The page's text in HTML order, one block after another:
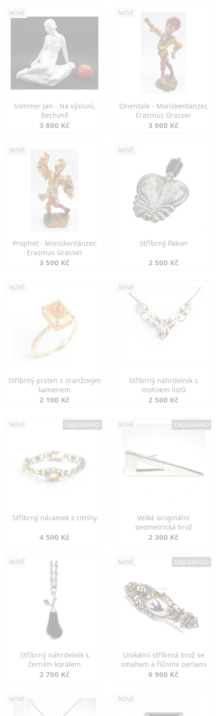
NOVÉ
Sommer Jan - Na výsluní,
Bechyně
3 800 Kč
NOVÉ
Orientale - Moriskentänzer,
Erasmus Grasser
3 000 Kč
NOVÉ
Prophet - Moriskentänzer,
Erasmus Grasser
3 500 Kč
NOVÉ
Stříbrný flakon
2 500 Kč
NOVÉ
Stříbrný prsten s oranžovým
kamenem
2 100 Kč
NOVÉ
Stříbrný náhrdelník s
motivem listů
2 500 Kč
NOVÉ OBJEDNÁNO
Stříbrný náramek s citríny
4 500 Kč
NOVÉ OBJEDNÁNO
Velká oiriginální
geometrická brož
2 300 Kč
NOVÉ
Stříbrný náhrdelník s
černým korálem
2 700 Kč
NOVÉ OBJEDNÁNO
Unikátní stříbrná brož se
smaltem a říčními perlami
6 900 Kč
NOVÉ NOVÉ